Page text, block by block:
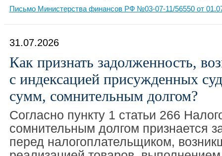
Письмо Министерства финансов РФ №03-07-11/56550 от
31.07.2026
Как признать задолженность,
с индексацией присужденных
сумм, сомнительным долгом?
Согласно пункту 1 статьи 266
сомнительным долгом признается
перед налогоплательщиком,